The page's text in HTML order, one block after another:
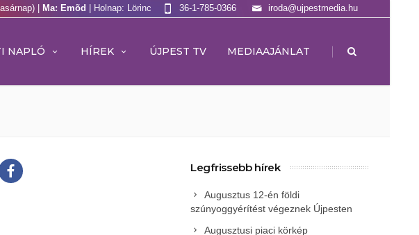
| Ma: Emõd | Holnap: Lörinc iroda@ujpestmedia.hu
36-1-785-0366
NAPLÓ HÍREK ÚJPEST TV MEDIAAJÁNLAT |
Legfrissebb hírek
Augusztus 12-én földi
szúnyoggyérítést végeznek Újpesten
Augusztusi piaci körkép